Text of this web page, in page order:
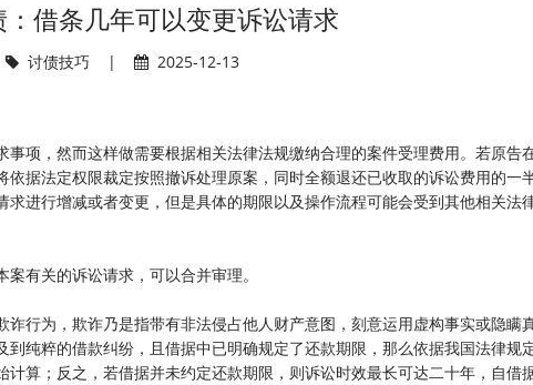
借条几年可以变更诉讼请求
讨债技巧 |
2025-12-13
项，然而这样做需要根据相关法律法规缴纳合理的案件受理费用。若原告
据法定权限裁定按照撤诉处理原案，同时全额退还已收取的诉讼费用的一
进行增减或者变更，但是具体的期限以及操作流程可能会受到其他相关法
有关的诉讼请求，可以合并审理。
行为，欺诈乃是指带有非法侵占他人财产意图，刻意运用虚构事实或隐瞒
纯粹的借款纠纷，且借据中已明确规定了还款期限，那么依据我国法律规
算；反之，若借据并未约定还款期限，则诉讼时效最长可达二十年，自借